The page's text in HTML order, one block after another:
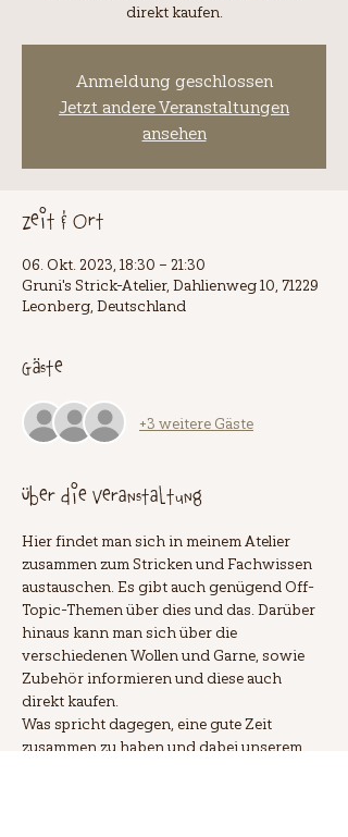
direkt kaufen.
Anmeldung geschlossen
Jetzt andere Veranstaltungen
ansehen
Zeit & Ort
06. Okt. 2023, 18:30 – 21:30
Gruni's Strick-Atelier, Dahlienweg 10, 71229
Leonberg, Deutschland
Gäste
+3 weitere Gäste
Über die Veranstaltung
Hier findet man sich in meinem Atelier
zusammen zum Stricken und Fachwissen
austauschen. Es gibt auch genügend Off-
Topic-Themen über dies und das. Darüber
hinaus kann man sich über die
verschiedenen Wollen und Garne, sowie
Zubehör informieren und diese auch
direkt kaufen.
Was spricht dagegen, eine gute Zeit
zusammen zu haben und dabei unserem